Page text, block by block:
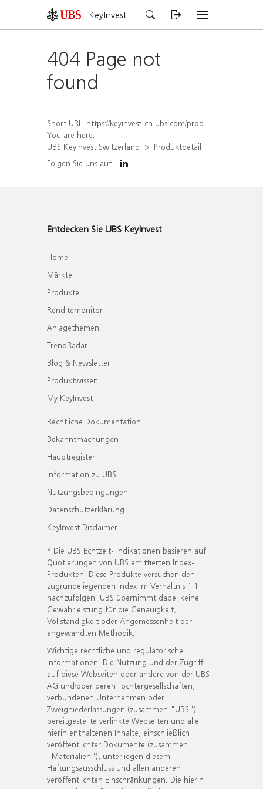
KeyInvest
404 Page not
found
Short URL: https://keyinvest-ch.ubs.com/produkt/detail/index/isin/CH1562157433
You are here:
UBS KeyInvest Switzerland
Produktdetail
Folgen Sie uns auf
Entdecken Sie UBS KeyInvest
Home
Märkte
Produkte
Renditemonitor
Anlagethemen
TrendRadar
Blog & Newsletter
Produktwissen
My KeyInvest
Rechtliche Dokumentation
Bekanntmachungen
Hauptregister
Information zu UBS
Nutzungsbedingungen
Datenschutzerklärung
KeyInvest Disclaimer
* Die UBS Echtzeit- Indikationen basieren auf
Quotierungen von UBS emittierten Index-
Produkten. Diese Produkte versuchen den
zugrundeliegenden Index im Verhältnis 1:1
nachzufolgen. UBS übernimmt dabei keine
Gewährleistung für die Genauigkeit,
Vollständigkeit oder Angemessenheit der
angewandten Methodik.
Wichtige rechtliche und regulatorische
Informationen. Die Nutzung und der Zugriff
auf diese Webseiten oder andere von der UBS
AG und/oder deren Tochtergesellschaften,
verbundenen Unternehmen oder
Zweigniederlassungen (zusammen "UBS")
bereitgestellte verlinkte Webseiten und alle
hierin enthaltenen Inhalte, einschließlich
veröffentlichter Dokumente (zusammen
"Materialien"), unterliegen diesem
Haftungsausschluss und allen anderen
veröffentlichten Einschränkungen. Die hierin